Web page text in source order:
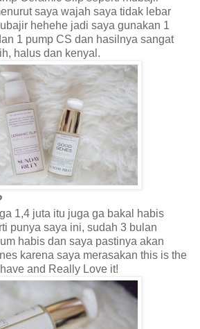
saya wajah saya tidak lebar
hehehe jadi saya gunakan 1
1 pump CS dan hasilnya sangat
halus dan kenyal.
1,4 juta itu juga ga bakal habis
punya saya ini, sudah 3 bulan
habis dan saya pastinya akan
karena saya merasakan this is the
and Really Love it!